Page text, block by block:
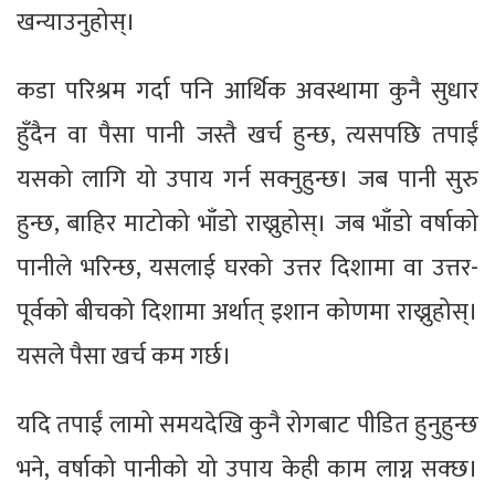
खन्याउनुहोस्।
कडा परिश्रम गर्दा पनि आर्थिक अवस्थामा कुनै सुधार
हुँदैन वा पैसा पानी जस्तै खर्च हुन्छ, त्यसपछि तपाईं
यसको लागि यो उपाय गर्न सक्नुहुन्छ। जब पानी सुरु
हुन्छ, बाहिर माटोको भाँडो राख्नुहोस्। जब भाँडो वर्षाको
पानीले भरिन्छ, यसलाई घरको उत्तर दिशामा वा उत्तर-
पूर्वको बीचको दिशामा अर्थात् इशान कोणमा राख्नुहोस्।
यसले पैसा खर्च कम गर्छ।
यदि तपाईं लामो समयदेखि कुनै रोगबाट पीडित हुनुहुन्छ
भने, वर्षाको पानीको यो उपाय केही काम लाग्न सक्छ।